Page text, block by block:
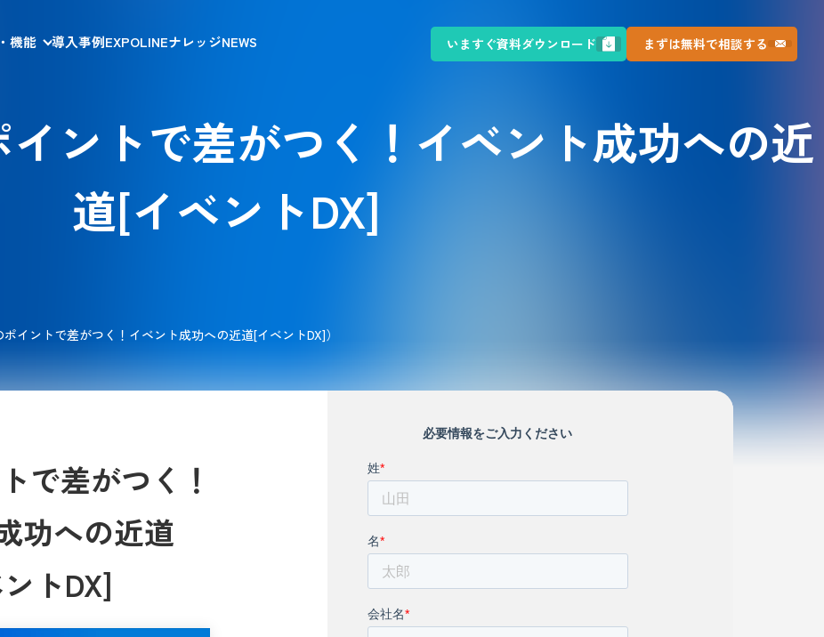
機能 導入事例EXPOLINEナレッジNEWS いますぐ資料ダウンロード まずは無料で相談する
ントで差がつく！​イベント成功への近
道​[イベントDX]
イントで差がつく！​イベント成功への近道​[イベントDX]）
で差がつく！
功への近道
トDX]